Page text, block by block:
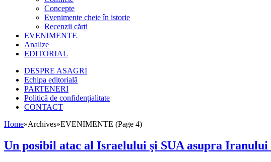
Concepte
Evenimente cheie în istorie
Recenzii cărți
EVENIMENTE
Analize
EDITORIAL
DESPRE ASAGRI
Echipa editorială
PARTENERI
Politică de confidențialitate
CONTACT
Home»Archives»EVENIMENTE (Page 4)
Un posibil atac al Israelului şi SUA asupra